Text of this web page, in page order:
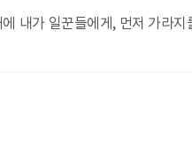
내가 일꾼들에게, 먼저 가라